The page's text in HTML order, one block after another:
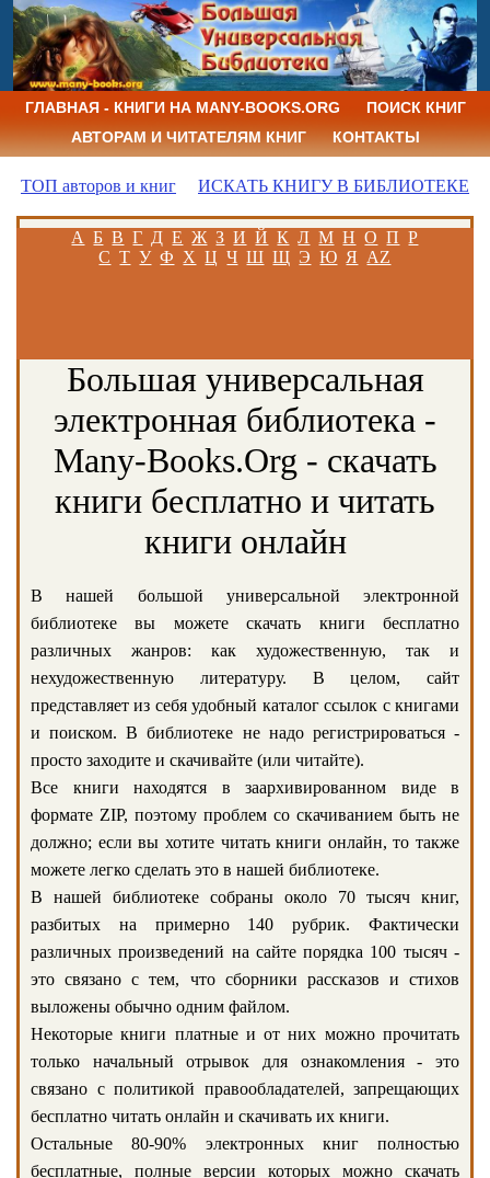
ГЛАВНАЯ - КНИГИ НА MANY-BOOKS.ORG
ПОИСК КНИГ
АВТОРАМ И ЧИТАТЕЛЯМ КНИГ
КОНТАКТЫ
ТОП авторов и книг ИСКАТЬ КНИГУ В БИБЛИОТЕКЕ
А Б В Г Д Е Ж З И Й К Л М Н О П Р
С Т У Ф Х Ц Ч Ш Щ Э Ю Я AZ
Большая универсальная
электронная библиотека -
Many-Books.Org - скачать
книги бесплатно и читать
книги онлайн
В нашей большой универсальной электронной
библиотеке вы можете скачать книги бесплатно
различных жанров: как художественную, так и
нехудожественную литературу. В целом, сайт
представляет из себя удобный каталог ссылок с книгами
и поиском. В библиотеке не надо регистрироваться -
просто заходите и скачивайте (или читайте).
Все книги находятся в заархивированном виде в
формате ZIP, поэтому проблем со скачиванием быть не
должно; если вы хотите читать книги онлайн, то также
можете легко сделать это в нашей библиотеке.
В нашей библиотеке собраны около 70 тысяч книг,
разбитых на примерно 140 рубрик. Фактически
различных произведений на сайте порядка 100 тысяч -
это связано с тем, что сборники рассказов и стихов
выложены обычно одним файлом.
Некоторые книги платные и от них можно прочитать
только начальный отрывок для ознакомления - это
связано с политикой правообладателей, запрещающих
бесплатно читать онлайн и скачивать их книги.
Остальные 80-90% электронных книг полностью
бесплатные, полные версии которых можно скачать